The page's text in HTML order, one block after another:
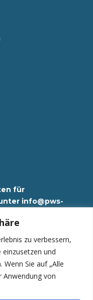
zu verbessern,
und
Sie auf „Alle
Anwendung von
für
info@pws-